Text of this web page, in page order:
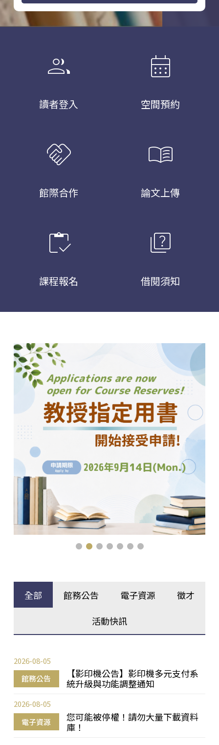
group
讀者登入
calendar_month
空間預約
handshake
館際合作
menu_book
論文上傳
inventory
課程報名
quiz
借閱須知
全部 館務公告 電子資源 徵才
活動快訊
館務公告
【影印機公告】影印機多元支付系
統升級與功能調整通知
2026-08-05
電子資源
您可能被停權！請勿大量下載資料
庫！
2026-08-05